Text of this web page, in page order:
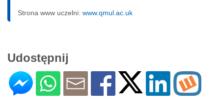
Strona www uczelni: www.qmul.ac.uk
Udostępnij